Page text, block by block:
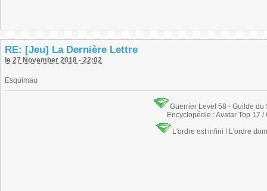
RE: [Jeu] La Dernière Lettre
le 27 November 2018 - 22:02
Esquimau
Guerrier Level 58 - Guilde
Encyclopédie : Avatar Top 17 /
L'ordre est infini ! L'ordre